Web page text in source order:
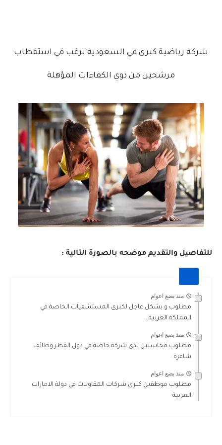
شركة رياضية كبرى في السعودية ترغب في استقطاب
مرشحين من ذوي الكفاءات المؤهلة
للتفاصيل والتقديم موضحه بالصورة التالية :
منذ بضع اعوام
مطلوب و بشكل عاجل لكبرى المستشفيات الخاصة في
المملكة العربية...
منذ بضع اعوام
مطلوب محاسبين لدى شركة خاصة في دول القطر وظائف
شاغرة
منذ بضع اعوام
مطلوب موظفين كبرى شركات المقاولات في دولة الامارات
العربية